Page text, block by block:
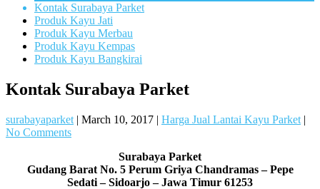
Kontak Surabaya Parket
Produk Kayu Jati
Produk Kayu Merbau
Produk Kayu Kempas
Produk Kayu Bangkirai
Kontak Surabaya Parket
surabayaparket | March 10, 2017 | Harga Jual Lantai Kayu Parket |
No Comments
Surabaya Parket
Gudang Barat No. 5 Perum Griya Chandramas – Pepe
Sedati – Sidoarjo – Jawa Timur 61253